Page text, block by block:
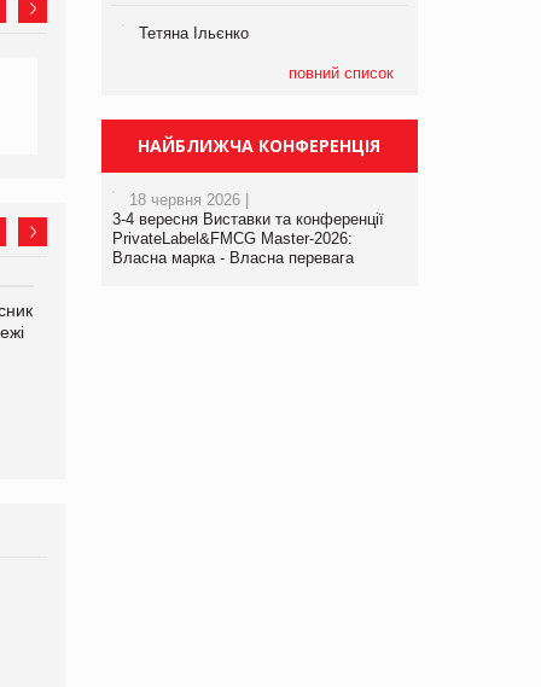
Тетяна Ільєнко
повний список
НАЙБЛИЖЧА КОНФЕРЕНЦІЯ
18 червня 2026 |
3-4 вересня Виставки та конференції
PrivateLabel&FMCG Master-2026:
Власна марка - Власна перевага